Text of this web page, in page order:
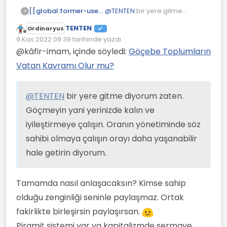
Eğer itaat etmeye devam edersen
İşte o zaman tam anlamıyla
vatansız kalırsın.
Geçinmek için aldığın bir tarlaya
yada kurduğun bir işe tomarla vergi
( haraç) ödemek zorunda kalırsın.
? [[global:former-user]] @TENTEN bir yere gitme
yerinizde kalın ve iyileştirmeye
çalışın. Oranın yönetiminde
söz sahibi olmaya çalışın orayı
daha yaşanabilir hale getirin
diyorum.
Çevrimdışı
Ordinaryus TENTEN
9 Kas 2022 09:39 tarihinde yazdı
Son düzenleyen:
@kâfir-imam, içinde söyledi: Göçebe Toplumların
Vatan Kavramı Olur mu?
@TENTEN bir yere gitme diyorum zaten.
Göçmeyin yani yerinizde kalın ve
iyileştirmeye çalışın. Oranın yönetiminde söz
sahibi olmaya çalışın orayı daha yaşanabilir
hale getirin diyorum.
Tamamda nasıl anlaşacaksın? Kimse sahip
olduğu zenginliği seninle paylaşmaz. Ortak
fakirlikte birleşirsin paylaşırsan.